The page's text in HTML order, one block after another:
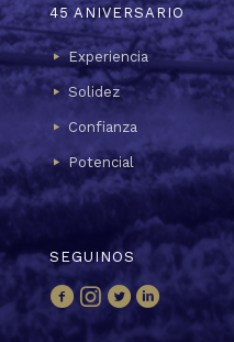
45 ANIVERSARIO
Experiencia
Solidez
Confianza
Potencial
SEGUINOS